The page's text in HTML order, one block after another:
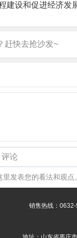
设和促进经济发
评论
发表您的看法和观点。
销售热线：